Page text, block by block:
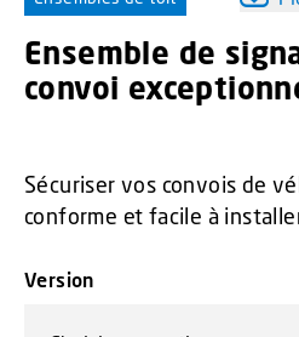
Ensemble de
convoi
Sécuriser vos convois de
conforme et facile à
Version